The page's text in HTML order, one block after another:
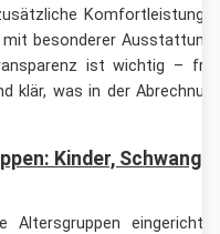
besonderer
ist wichtig –
klär, was in der
Kinder,